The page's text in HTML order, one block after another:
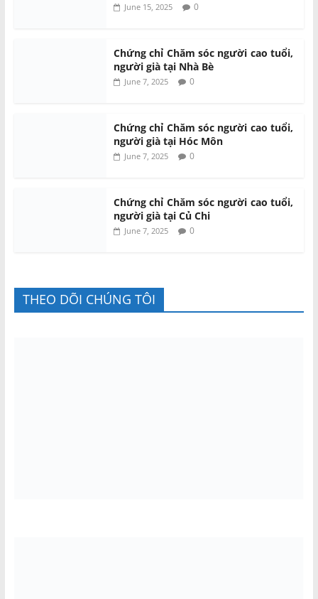
June 15, 2025 0
Chứng chỉ Chăm sóc người cao tuổi,
người già tại Nhà Bè
June 7, 2025 0
Chứng chỉ Chăm sóc người cao tuổi,
người già tại Hóc Môn
June 7, 2025 0
Chứng chỉ Chăm sóc người cao tuổi,
người già tại Củ Chi
June 7, 2025 0
THEO DÕI CHÚNG TÔI